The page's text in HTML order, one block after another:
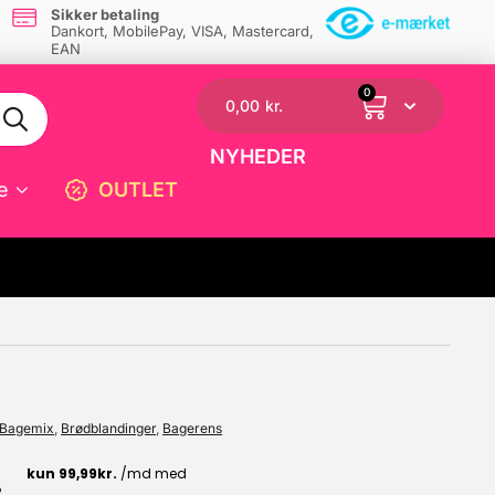
Sikker betaling
Dankort, MobilePay, VISA, Mastercard,
EAN
OUTLET
0,00 kr.
0
NYHEDER
☓
Bagemix, Brødblandinger, Bagerens